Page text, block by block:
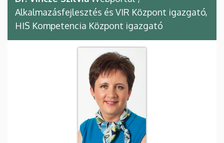
Alkalmazásfejlesztés és VIR Központ igazgató,
HIS Kompetencia Központ igazgató